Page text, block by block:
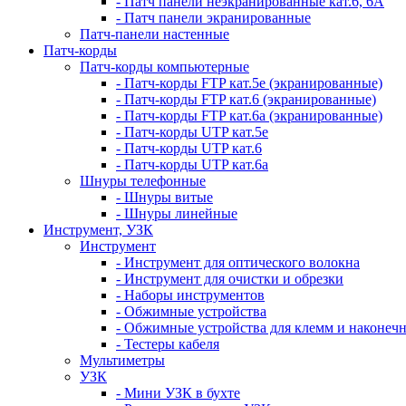
- Патч панели экранированные
Патч-панели настенные
Патч-корды
Патч-корды компьютерные
- Патч-корды FTP кат.5е (экранированные)
- Патч-корды FTP кат.6 (экранированные)
- Патч-корды FTP кат.6а (экранированные)
- Патч-корды UTP кат.5е
- Патч-корды UTP кат.6
- Патч-корды UTP кат.6а
Шнуры телефонные
- Шнуры витые
- Шнуры линейные
Инструмент, УЗК
Инструмент
- Инструмент для оптического волокна
- Инструмент для очистки и обрезки
- Наборы инструментов
- Обжимные устройства
- Обжимные устройства для клемм и
- Тестеры кабеля
Мультиметры
УЗК
- Мини УЗК в бухте